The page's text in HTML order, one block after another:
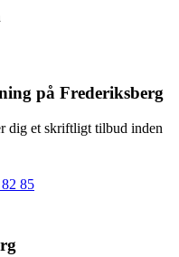
på Frederiksberg
dig et skriftligt tilbud inden
85